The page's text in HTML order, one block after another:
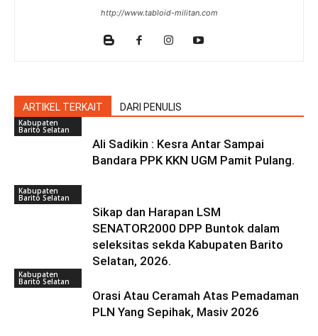
http://www.tabloid-militan.com
ARTIKEL TERKAIT DARI PENULIS
Kabupaten
Barito Selatan
Ali Sadikin : Kesra Antar Sampai
Bandara PPK KKN UGM Pamit Pulang.
Kabupaten
Barito Selatan
Sikap dan Harapan LSM
SENATOR2000 DPP Buntok dalam
seleksitas sekda Kabupaten Barito
Selatan, 2026.
Kabupaten
Barito Selatan
Orasi Atau Ceramah Atas Pemadaman
PLN Yang Sepihak, Masiv 2026